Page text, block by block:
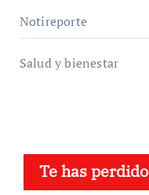
Notireporte
Salud y bienestar
Te has perdido